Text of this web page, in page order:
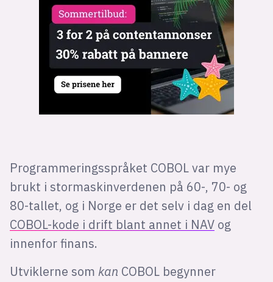
Programmeringsspråket COBOL var mye
brukt i stormaskinverdenen på 60-, 70- og
80-tallet, og i Norge er det selv i dag en del
COBOL-kode i drift blant annet i NAVog
innenfor finans.
Utviklerne som kan COBOL begynner